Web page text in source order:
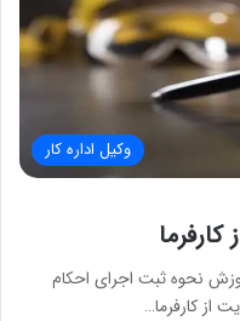
وکیل اداره کار
نحوه ثبت اجرای احکام
از کارفرما…